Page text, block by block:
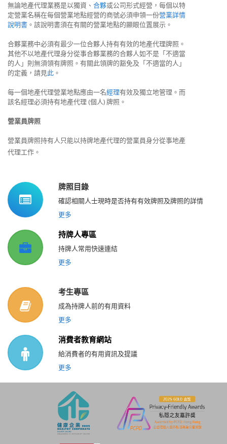
無論地產代理業務是以獨資、 合夥或公司形式經營，每個以特
定營業名稱在每個營業地點經營的商號必須申領一份營業詳情
說明書 。該說明書須在有關的營業地點的顯眼位置展示。
合夥業務中必須有最少一位合夥人持有有效的地產代理牌照。
其他不以地產代理身分從事合夥業務的合夥人如不是「不適當
的人」則無須領有牌照。有關此領牌的豁免及「不適當的人」
的定義，請見此 。
每一個地產代理營業地點應由一名經理有效及獨立地管理。而
該名經理必須持有地產代理 (個人) 牌照。
營業員牌照
營業員牌照持有人只能以持牌地產代理的營業員身分從事地產
代理工作。
牌照目錄
確認相關人士現時是否持有有效牌照及牌照的詳情
更多
持牌人專區
持牌人常用快速連結
更多
考生專區
成為持牌人前的有用資料
更多
消費者教育網站
給消費者的有用資訊及提議
更多